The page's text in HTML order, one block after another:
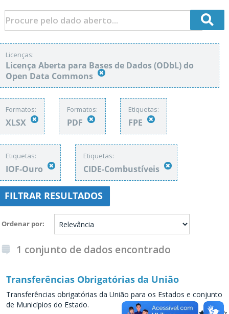
Licenças:
Licença Aberta para Bases de Dados (ODbL) do
Open Data Commons
Formatos:
XLSX
Formatos:
PDF
Etiquetas:
FPE
Etiquetas:
IOF-Ouro
Etiquetas:
CIDE-Combustíveis
FILTRAR RESULTADOS
Ordenar por
1 conjunto de dados encontrado
Transferências Obrigatórias da União
Transferências obrigatórias da União para os Estados e conjunto
de Municípios do Estado.